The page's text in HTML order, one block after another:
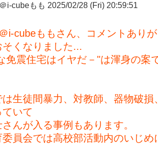
i-cubeもも 2025/02/28 (Fri) 20:59:51
i-cubeももさん、コメントあり
くなりました...
免震住宅はイヤだ－"は渾身の案
は生徒間暴力、対教師、器物破
ていて
んが入る事例もあります。
委員会では高校部活動内のいじ